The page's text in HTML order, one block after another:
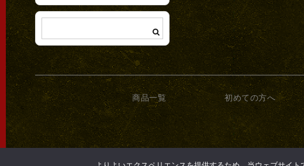
商品一覧 初めての方へ